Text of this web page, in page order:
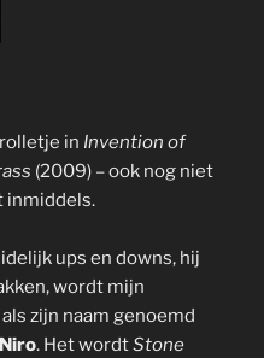
in Invention of
(2009) – ook nog niet
inmiddels.
ups en downs, hij
wordt mijn
zijn naam genoemd
. Het wordtStone